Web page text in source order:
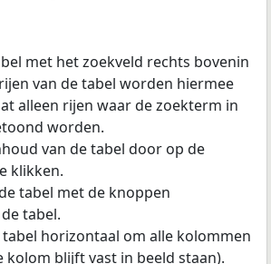
met het zoekveld rechts bovenin
van de tabel worden hiermee
alleen rijen waar de zoekterm in
worden.
van de tabel door op de
klikken.
tabel met de knoppen
tabel.
horizontaal om alle kolommen
kolom blijft vast in beeld staan).